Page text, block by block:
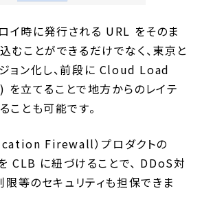
時に発行される URL をそのま
むことができるだけでなく、東京と
ョン化し、前段に Cloud Load
立てることで地方からのレイテ
ことも可能です。
Firewall）プロダクトの
に紐づけることで、 DDoS対
限等のセキュリティも担保できま